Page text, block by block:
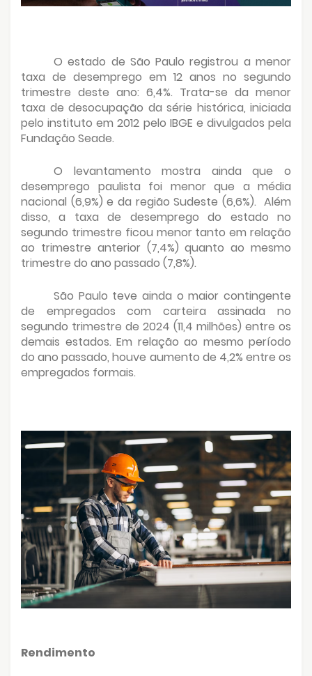
O estado de São Paulo registrou a menor
taxa de desemprego em 12 anos no segundo
trimestre deste ano: 6,4%. Trata-se da menor
taxa de desocupação da série histórica, iniciada
pelo instituto em 2012 pelo IBGE e divulgados pela
Fundação Seade.
O levantamento mostra ainda que o
desemprego paulista foi menor que a média
nacional (6,9%) e da região Sudeste (6,6%). Além
disso, a taxa de desemprego do estado no
segundo trimestre ficou menor tanto em relação
ao trimestre anterior (7,4%) quanto ao mesmo
trimestre do ano passado (7,8%).
São Paulo teve ainda o maior contingente
de empregados com carteira assinada no
segundo trimestre de 2024 (11,4 milhões) entre os
demais estados. Em relação ao mesmo período
do ano passado, houve aumento de 4,2% entre os
empregados formais.
Rendimento